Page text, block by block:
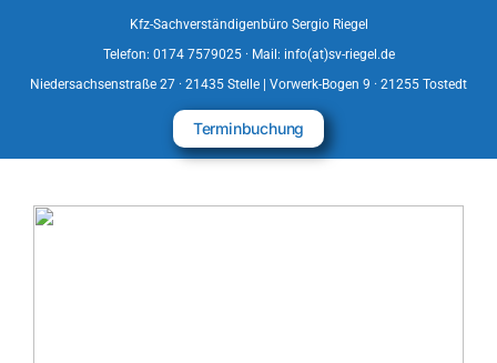
Kfz-Sachverständigenbüro Sergio Riegel
Telefon: 0174 7579025 · Mail: info(at)sv-riegel.de
Niedersachsenstraße 27 · 21435 Stelle | Vorwerk-Bogen 9 · 21255 Tostedt
Terminbuchung